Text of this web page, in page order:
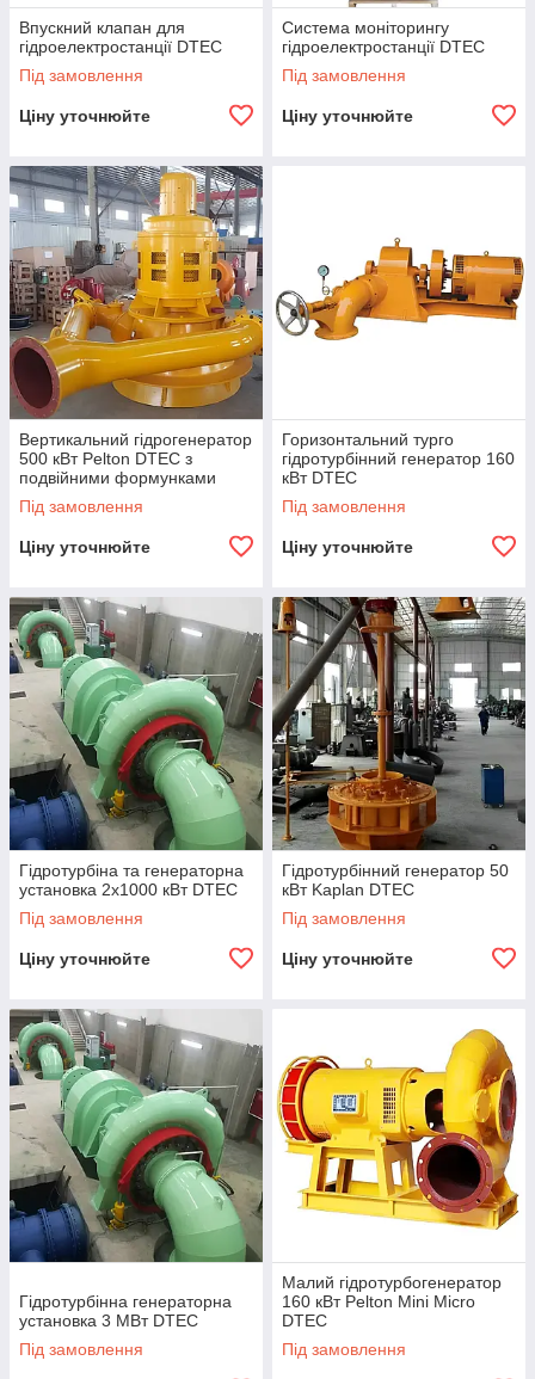
Впускний клапан для
гідроелектростанції DTEC
Під замовлення
Ціну уточнюйте
Система моніторингу
гідроелектростанції DTEC
Під замовлення
Ціну уточнюйте
Вертикальний гідрогенератор
500 кВт Pelton DTEC з
подвійними формунками
Під замовлення
Ціну уточнюйте
Горизонтальний турго
гідротурбінний генератор 160
кВт DTEC
Під замовлення
Ціну уточнюйте
Гідротурбіна та генераторна
установка 2x1000 кВт DTEC
Під замовлення
Ціну уточнюйте
Гідротурбінний генератор 50
кВт Kaplan DTEC
Під замовлення
Ціну уточнюйте
Гідротурбінна генераторна
установка 3 МВт DTEC
Під замовлення
Малий гідротурбогенератор
160 кВт Pelton Mini Micro
DTEC
Під замовлення